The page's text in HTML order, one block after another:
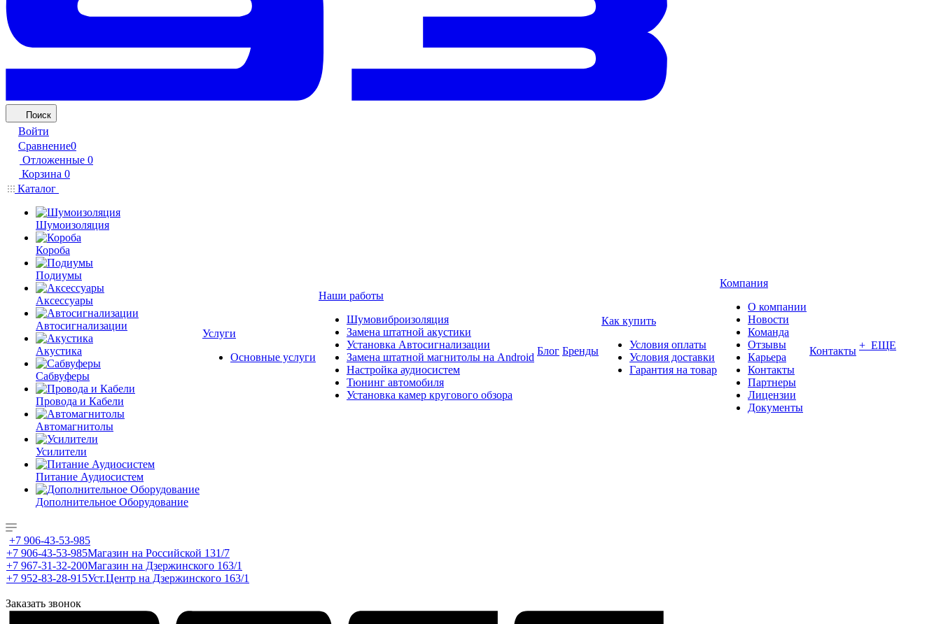
Поиск
Войти
Сравнение0
Отложенные 0
Корзина 0
Каталог
Шумоизоляция
Короба
Подиумы
Аксессуары
Автосигнализации
Акустика
Сабвуферы
Провода и Кабели
Автомагнитолы
Усилители
Питание Аудиосистем
Дополнительное Оборудование
Услуги
Основные услуги
Наши работы
Шумовиброизоляция
Замена штатной акустики
Установка Автосигнализации
Замена штатной магнитолы на Android
Настройка аудиосистем
Тюнинг автомобиля
Установка камер кругового обзора
Блог Бренды
Как купить
Условия оплаты
Условия доставки
Гарантия на товар
Компания
О компании
Новости
Команда
Отзывы
Карьера
Контакты
Партнеры
Лицензии
Документы
Контакты + ЕЩЕ
+7 906-43-53-985
+7 906-43-53-985Магазин на Российской 131/7
+7 967-31-32-200Магазин на Дзержинского 163/1
+7 952-83-28-915Уст.Центр на Дзержинского 163/1
Заказать звонок